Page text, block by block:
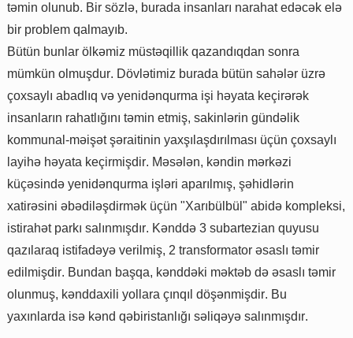
təmin olunub. Bir sözl ə, burada insanları narahat edəcək el ə
bir problem qalmayıb.
Bütün bunlar ö lkəmiz müstəqillik qazandıqdan sonra
mümkün olmuşdur. Dövl ətimiz burada bütün sahə ər üzrə
çoxsayl ı abadl ıq və yenidənqurma işi həyata keçirərək
insanların rahatl ığını təmin etmiş, sakinl ərin gündə lik
kommunal -məişətşəraitinin yaxşı laşdırı lması üçün çoxsayl ı
layihə həyata keçirmişdir. Məsə ən, kəndin mərkəzi
küçəsində yenidənqurma iş əri aparı lmış, şəhidl ərin
xatirəsini əbədil əşdirmək üçün "Xarıbü lbü " abidə kompleksi,
istirahət parkı sal ınmışdır. Kənddə 3 subartezian quyusu
qazı laraq istifadəyə verilmiş, 2 transformator əsasl ı təmir
edilmişdir. Bundan başqa, kənddəki məktəb də əsasl ı təmir
olunmuş, kənddaxili yollara çınqı döşənmişdir. Bu
yaxınlarda isə kənd qəbiristanl ığı sə liqəyə sal ınmışdır.